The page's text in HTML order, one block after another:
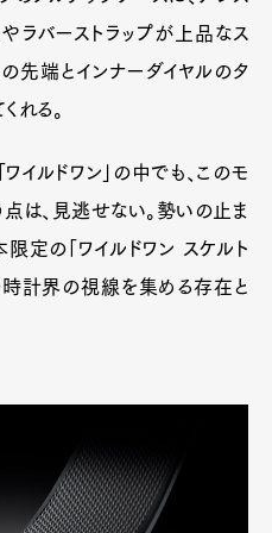
ラバーストラップが上品なス
先端とインナーダイヤルのタ
れる。
イルドワン」の中でも、このモ
は、見逃せない。勢いの止ま
定の「ワイルドワン スケルト
時計界の視線を集める存在と